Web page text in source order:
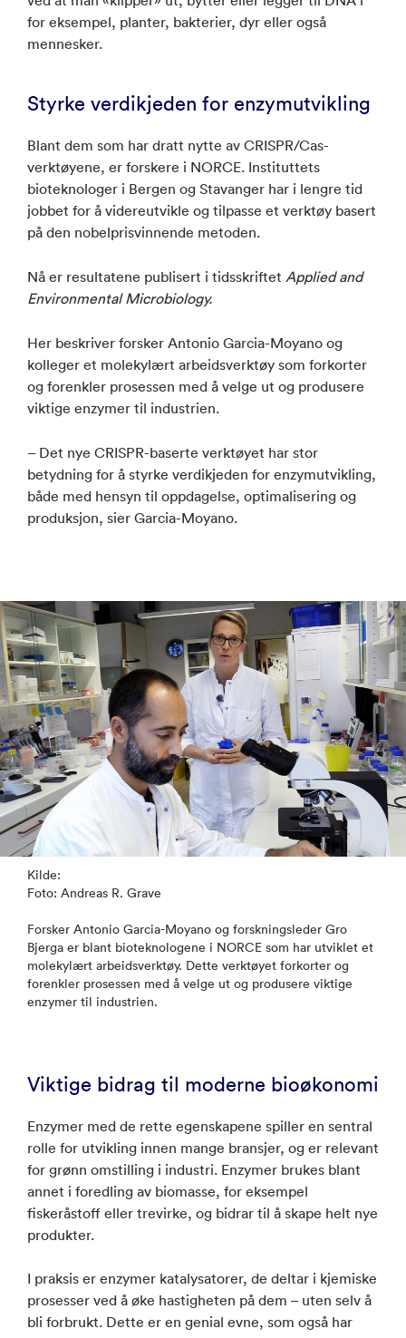
for eksempel, planter, bakterier, dyr eller også
mennesker.
Styrke verdikjeden for enzymutvikling
Blant dem som har dratt nytte av CRISPR/Cas-
verktøyene, er forskere i NORCE. Instituttets
bioteknologer i Bergen og Stavanger har i lengre tid
jobbet for å videreutvikle og tilpasse et verktøy basert
på den nobelprisvinnende metoden.
Nå er resultatene publisert i tidsskriftet Applied and
Environmental Microbiology.
Her beskriver forsker Antonio Garcia-Moyano og
kolleger et molekylært arbeidsverktøy som forkorter
og forenkler prosessen med å velge ut og produsere
viktige enzymer til industrien.
– Det nye CRISPR-baserte verktøyet har stor
betydning for å styrke verdikjeden for enzymutvikling,
både med hensyn til oppdagelse, optimalisering og
produksjon, sier Garcia-Moyano.
Kilde:
Foto: Andreas R. Grave
Forsker Antonio Garcia-Moyano og forskningsleder Gro
Bjerga er blant bioteknologene i NORCE som har utviklet et
molekylært arbeidsverktøy. Dette verktøyet forkorter og
forenkler prosessen med å velge ut og produsere viktige
enzymer til industrien.
Viktige bidrag til moderne bioøkonomi
Enzymer med de rette egenskapene spiller en sentral
rolle for utvikling innen mange bransjer, og er relevant
for grønn omstilling i industri. Enzymer brukes blant
annet i foredling av biomasse, for eksempel
fiskeråstoff eller trevirke, og bidrar til å skape helt nye
produkter.
I praksis er enzymer katalysatorer, de deltar i kjemiske
prosesser ved å øke hastigheten på dem – uten selv å
bli forbrukt. Dette er en genial evne, som også har